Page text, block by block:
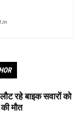
रहे बाइक सवारों को
मौत